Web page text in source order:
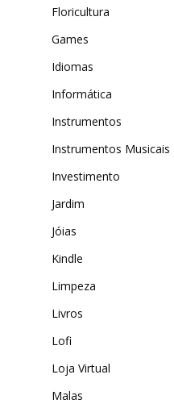
Floricultura
Games
Idiomas
Informática
Instrumentos
Instrumentos Musicais
Investimento
Jardim
Jóias
Kindle
Limpeza
Livros
Lofi
Loja Virtual
Malas